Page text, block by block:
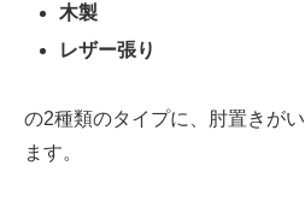
木製
レザー張り
の2種類のタイプに、肘置きが
ます。